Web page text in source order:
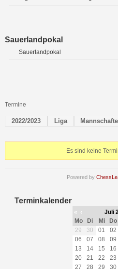
Sauerlandpokal
Sauerlandpokal
Termine
2022/2023 Liga
Es sind keine
Powered by
Terminkalender
« ‹ Juli
Mo
Di Mi Do
29
30 01 02
06
07 08 09
13
14 15 16
20
21 22 23
27
28 29 30